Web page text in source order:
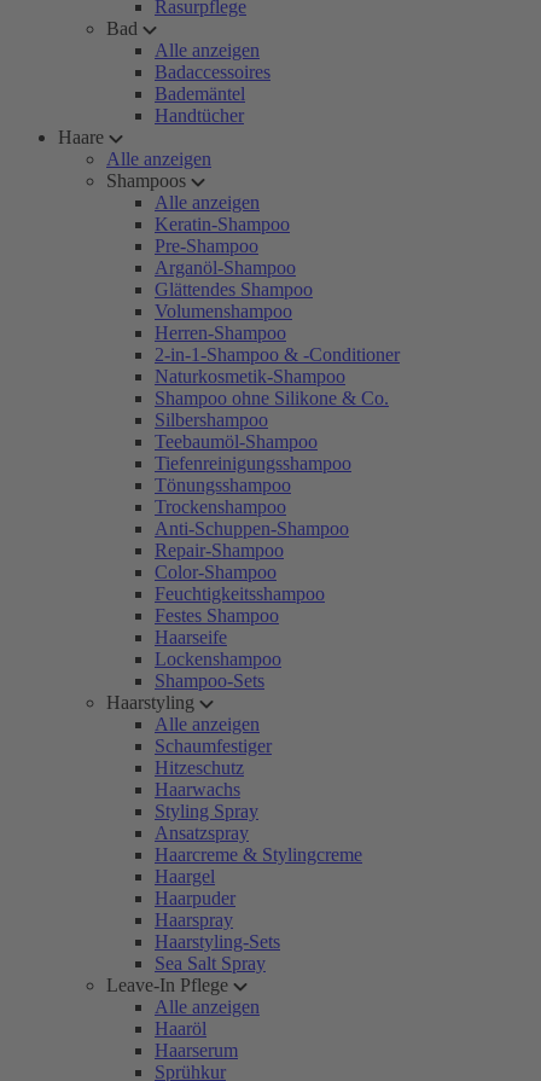
Rasurpflege
Bad
Alle anzeigen
Badaccessoires
Bademäntel
Handtücher
Haare
Alle anzeigen
Shampoos
Alle anzeigen
Keratin-Shampoo
Pre-Shampoo
Arganöl-Shampoo
Glättendes Shampoo
Volumenshampoo
Herren-Shampoo
2-in-1-Shampoo & -Conditioner
Naturkosmetik-Shampoo
Shampoo ohne Silikone & Co.
Silbershampoo
Teebaumöl-Shampoo
Tiefenreinigungsshampoo
Tönungsshampoo
Trockenshampoo
Anti-Schuppen-Shampoo
Repair-Shampoo
Color-Shampoo
Feuchtigkeitsshampoo
Festes Shampoo
Haarseife
Lockenshampoo
Shampoo-Sets
Haarstyling
Alle anzeigen
Schaumfestiger
Hitzeschutz
Haarwachs
Styling Spray
Ansatzspray
Haarcreme & Stylingcreme
Haargel
Haarpuder
Haarspray
Haarstyling-Sets
Sea Salt Spray
Leave-In Pflege
Alle anzeigen
Haaröl
Haarserum
Sprühkur